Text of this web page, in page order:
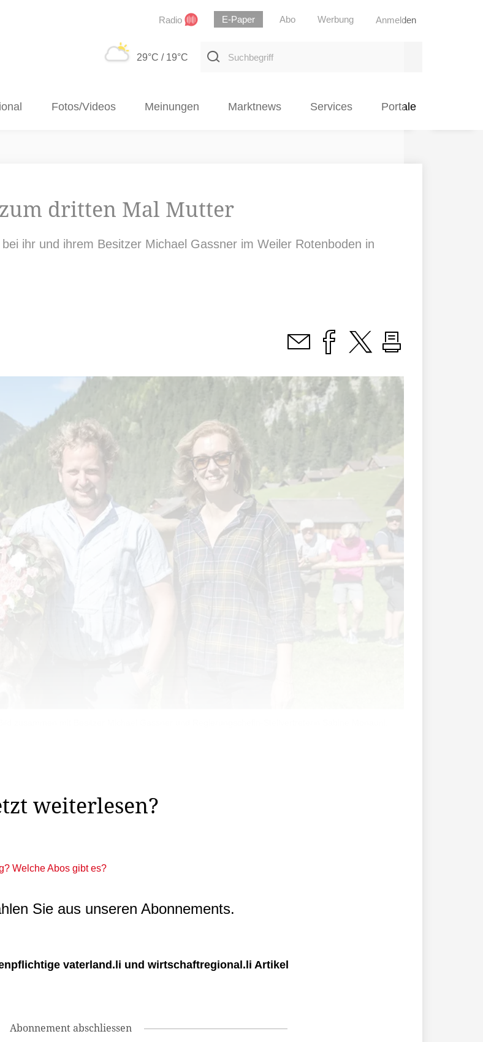
Radio E-Paper Abo Werbung Anmelden
29°C / 19°C
Suchbegriff
Fotos/Videos Meinungen Marktnews Services Portale
dritten Mal Mutter
ihr und ihrem Besitzer Michael Gassner im Weiler Rotenboden in
weiterlesen?
Welche Abos gibt es?
Sie aus unseren Abonnements.
vaterland.li und wirtschaftregional.li Artikel
Abonnement abschliessen